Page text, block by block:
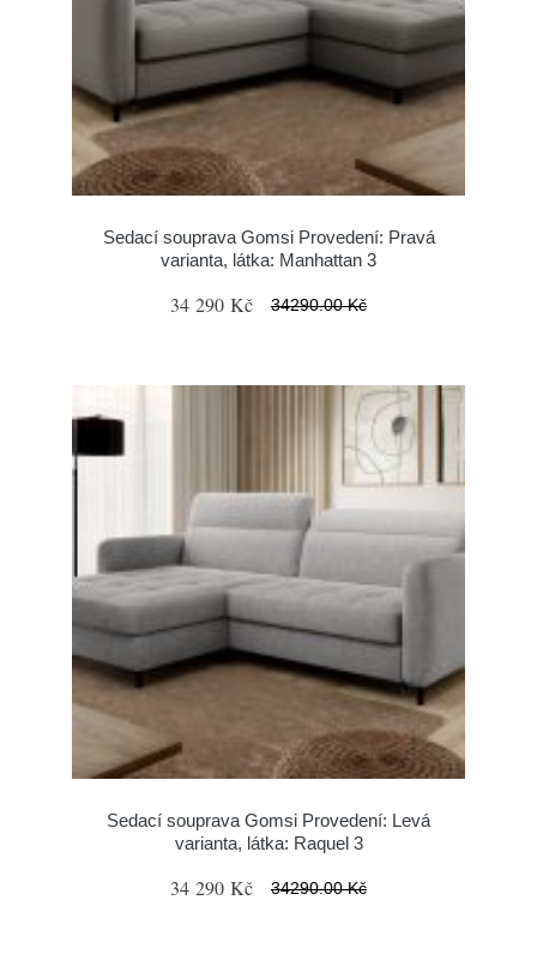
Sedací souprava Gomsi Provedení: Pravá
varianta, látka: Manhattan 3
34 290 Kč 34290.00 Kč
Sedací souprava Gomsi Provedení: Levá
varianta, látka: Raquel 3
34 290 Kč 34290.00 Kč